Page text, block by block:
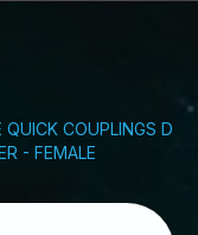
QUICK COUPLINGS D
- FEMALE